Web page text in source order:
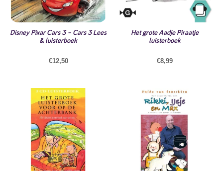
Disney Pixar Cars 3 – Cars 3 Lees
& luisterboek
€12,50
Het grote Aadje Piraatje
luisterboek
€8,99